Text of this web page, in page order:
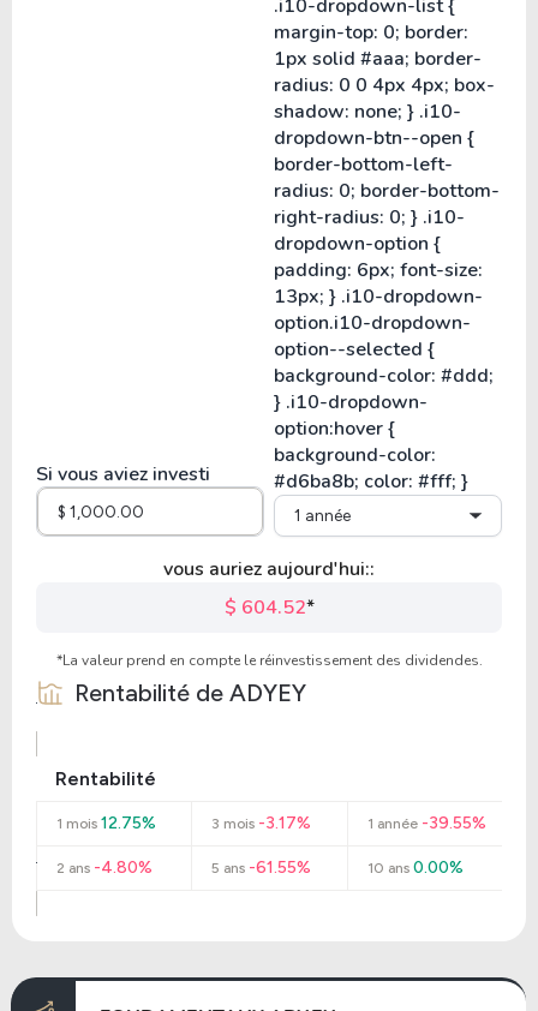
Si vous aviez investi
1 année
vous auriez aujourd'hui::
$ 604.52*
*La valeur prend en compte le réinvestissement des dividendes.
Rentabilité de ADYEY
Rentabilité
1 mois 12.75% 3 mois -3.17% 1 année-39.55%
2 ans -4.80% 5 ans -61.55% 10 ans0.00%